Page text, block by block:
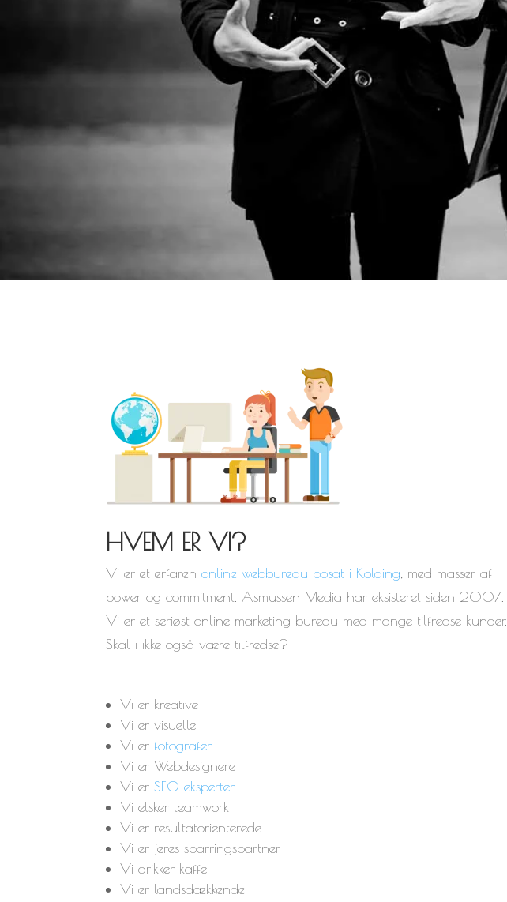
HVEM ER VI?
Vi er et erfarenonline webbureau bosat i Kolding , med masser af
power og commitment. Asmussen Media har eksisteret siden 2007.
Vi er et seriøst online marketing bureau med mange tilfredse kunder.
Skal i ikke også være tilfredse?
Vi er kreative
Vi er visuelle
Vi er fotografer
Vi er Webdesignere
Vi erSEO eksperter
Vi elsker teamwork
Vi er resultatorienterede
Vi er jeres sparringspartner
Vi drikker kaffe
Vi er landsdækkende